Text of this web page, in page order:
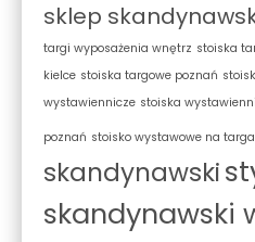
sklep
targi wyposażenia wnętrz stoiska
kielce stoiska targowe poznań
wystawiennicze stoiska
poznań stoisko wystawowe na
skandynawski
skandynawski